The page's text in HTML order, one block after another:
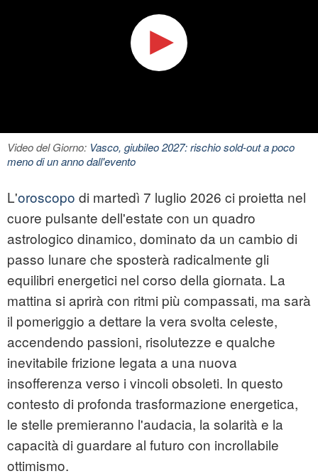
Video del Giorno: Vasco, giubileo 2027: rischio sold-out a poco
meno di un anno dall'evento
L'oroscopo di martedì 7 luglio 2026 ci proietta nel
cuore pulsante dell'estate con un quadro
astrologico dinamico, dominato da un cambio di
passo lunare che sposterà radicalmente gli
equilibri energetici nel corso della giornata. La
mattina si aprirà con ritmi più compassati, ma sarà
il pomeriggio a dettare la vera svolta celeste,
accendendo passioni, risolutezze e qualche
inevitabile frizione legata a una nuova
insofferenza verso i vincoli obsoleti. In questo
contesto di profonda trasformazione energetica,
le stelle premieranno l'audacia, la solarità e la
capacità di guardare al futuro con incrollabile
ottimismo.